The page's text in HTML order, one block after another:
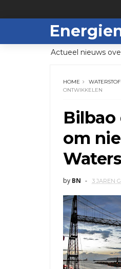
Actueel nieuws
HOME WATERSTOF
ONTWIKKELEN
om
by BN 3 JAREN